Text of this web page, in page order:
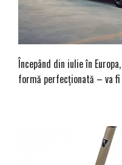
Începând din iulie în
formă perfecționată – va